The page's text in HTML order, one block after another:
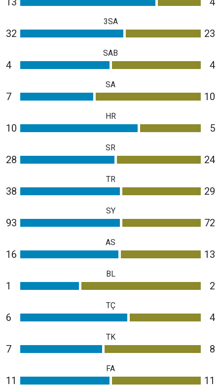
3SA
32 23
SAB
4 4
SA
7 10
HR
10 5
SR
28 24
TR
38 29
SY
93 72
AS
16 13
BL
1 2
TÇ
6 4
TK
7 8
FA
11 11